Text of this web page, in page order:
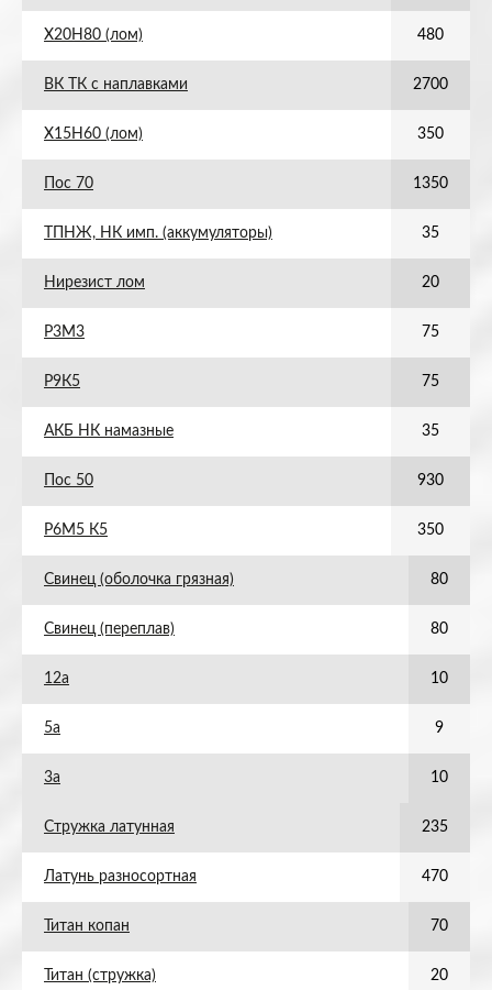
Х20Н80 (лом) 480
ВК ТК с наплавками 2700
Х15Н60 (лом) 350
Пос 70 1350
ТПНЖ, НК имп. (аккумуляторы) 35
Нирезист лом 20
Р3М3 75
Р9К5 75
АКБ НК намазные 35
Пос 50 930
Р6М5 К5 350
Свинец (оболочка грязная) 80
Свинец (переплав) 80
12а 10
5а 9
3а 10
Стружка латунная 235
Латунь разносортная 470
Титан копан 70
Титан (стружка) 20